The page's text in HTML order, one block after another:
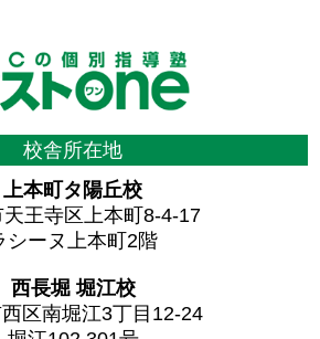
校舎所在地
上本町タ陽丘校
天王寺区上本町8-4-17
シーヌ上本町2階
西長堀 堀江校
区南堀江3丁目12-24